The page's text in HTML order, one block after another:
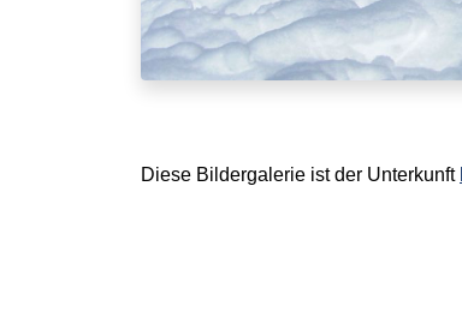
Diese Bildergalerie ist der Unterkunft